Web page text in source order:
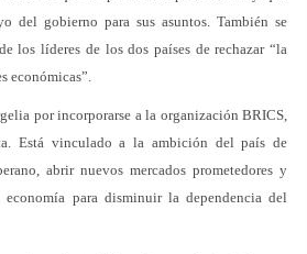
del gobierno para sus asuntos. También se
los líderes de los dos países de rechazar “la
económicas”.
por incorporarse a la organización BRICS,
Está vinculado a la ambición del país de
abrir nuevos mercados prometedores y
para disminuir la dependencia del